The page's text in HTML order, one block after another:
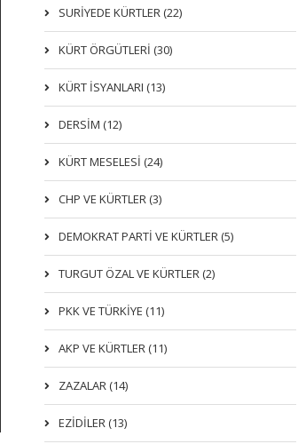
SURİYEDE KÜRTLER (22)
KÜRT ÖRGÜTLERİ (30)
KÜRT İSYANLARI (13)
DERSIM (12)
KÜRT MESELESİ (24)
CHP VE KÜRTLER (3)
DEMOKRAT PARTI VE KÜRTLER (5)
TURGUT ÖZAL VE KÜRTLER (2)
PKK VE TÜRKIYE (11)
AKP VE KÜRTLER (11)
ZAZALAR (14)
EZIDILER (13)